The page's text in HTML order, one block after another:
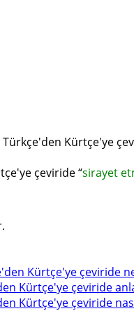
Kürtçe'ye
çeviride “sirayet
Kürtçe'ye çeviride
Kürtçe'ye çeviride
Kürtçe'ye çeviride